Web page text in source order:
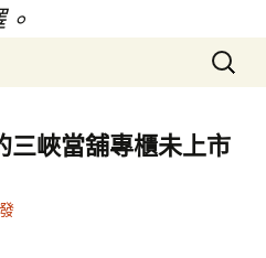
搜
尋
鍵
字:
三峽當舖專櫃未上市